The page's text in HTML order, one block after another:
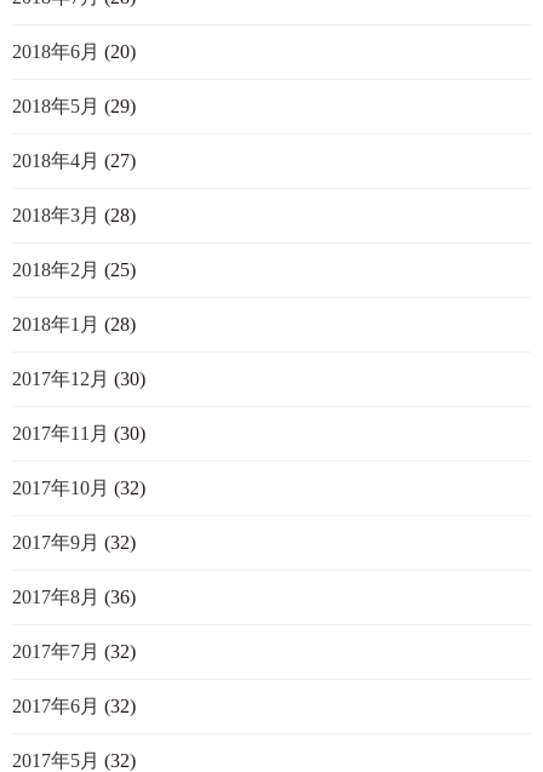
2018年6月 (20)
2018年5月 (29)
2018年4月 (27)
2018年3月 (28)
2018年2月 (25)
2018年1月 (28)
2017年12月 (30)
2017年11月 (30)
2017年10月 (32)
2017年9月 (32)
2017年8月 (36)
2017年7月 (32)
2017年6月 (32)
2017年5月 (32)